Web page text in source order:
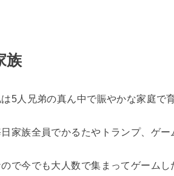
族
5人兄弟の真ん中で賑やかな家庭で
家族全員でかるたやトランプ、ゲー
ので今でも大人数で集まってゲームし